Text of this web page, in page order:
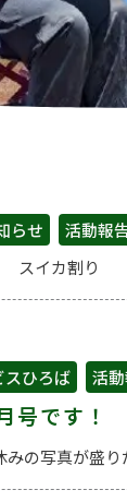
らせ
活動報
イカ割り
スひろば 活
号です！
の写真が盛